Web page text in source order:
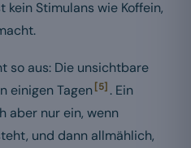
Stimulans wie Koffein,
so aus: Die unsichtbare
einigen Tagen[5] . Ein
aber nur ein, wenn
und dann allmählich,